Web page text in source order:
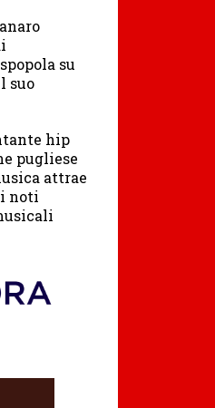
su
suo
hip
pugliese
attrae
noti